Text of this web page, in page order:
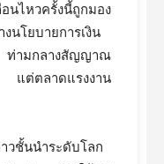
นไหวครั้งนี้ถูกมอง
นโยบายการเงิน
ามกลางสัญญาณ
แต่ตลาดแรงงาน
วชั้นนำระดับโลก